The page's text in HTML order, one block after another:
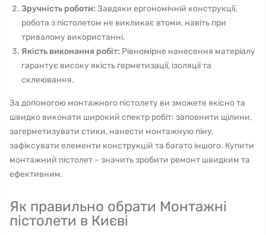
Зручність роботи: Завдяки ергономічній конструкції,
робота з пістолетом не викликає втоми, навіть при
тривалому використанні.
Якість виконання робіт: Рівномірне нанесення матеріалу
гарантує високу якість герметизації, ізоляції та
склеювання.
За допомогою монтажного пістолету ви зможете якісно та
швидко виконати широкий спектр робіт: заповнити щілини,
загерметизувати стики, нанести монтажную піну,
зафіксувати елементи конструкцій та багато іншого. Купити
монтажний пістолет – значить зробити ремонт швидким та
ефективним.
Як правильно обрати Монтажні
пістолети в Києві